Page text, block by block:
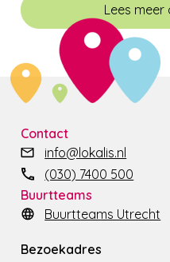
Lees meer
Contact
info@lokalis.nl
(030) 7400 500
Buurtteams
Buurtteams Utrecht
Bezoekadres